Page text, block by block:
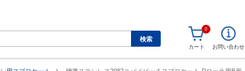
検索
0
カート お問い合わせ